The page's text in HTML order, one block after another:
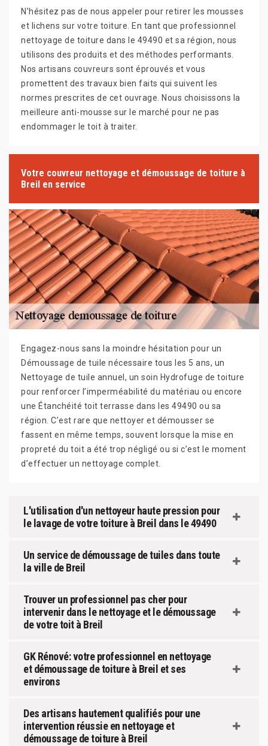
N’hésitez pas de nous appeler pour retirer les mousses
et lichens sur votre toiture. En tant que professionnel
nettoyage de toiture dans le 49490 et sa région, nous
utilisons des produits et des méthodes performants.
Nos artisans couvreurs sont éprouvés et vous
promettent des travaux bien faits qui suivent les
normes prescrites de cet ouvrage. Nous choisissons la
meilleure anti-mousse sur le marché pour ne pas
endommager le toit à traiter.
Votre couvreur nettoyage et démoussage de toiture à
Breil en service
Engagez-nous sans la moindre hésitation pour un
Démoussage de tuile nécessaire tous les 5 ans, un
Nettoyage de tuile annuel, un soin Hydrofuge de toiture
pour renforcer l’imperméabilité du matériau ou encore
une Étanchéité toit terrasse dans les 49490 ou sa
région. C’est rare que nettoyer et démousser se
fassent en même temps, souvent lorsque la mise en
propreté du toit a été trop négligé ou si c’est le moment
d’effectuer un nettoyage complet.
L'utilisation d'un nettoyeur haute pression pour
le lavage de votre toiture à Breil dans le 49490
Un service de démoussage de tuiles dans toute
la ville de Breil
Trouver un professionnel pas cher pour
intervenir dans le nettoyage et le démoussage
de votre toit à Breil
GK Rénové: votre professionnel en nettoyage
et démoussage de toiture à Breil et ses
environs
Des artisans hautement qualifiés pour une
intervention réussie en nettoyage et
démoussage de toiture à Breil